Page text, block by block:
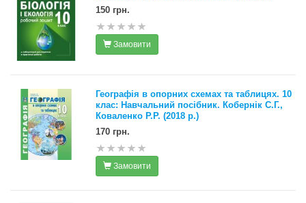
150 грн.
Замовити
Географія в опорних схемах та таблицях. 10
клас: Навчальний посібник. Кобернік С.Г.,
Коваленко Р.Р. (2018 р.)
170 грн.
Замовити